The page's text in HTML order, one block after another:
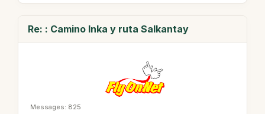
Re: : Camino Inka y ruta Salkantay
Messages: 825